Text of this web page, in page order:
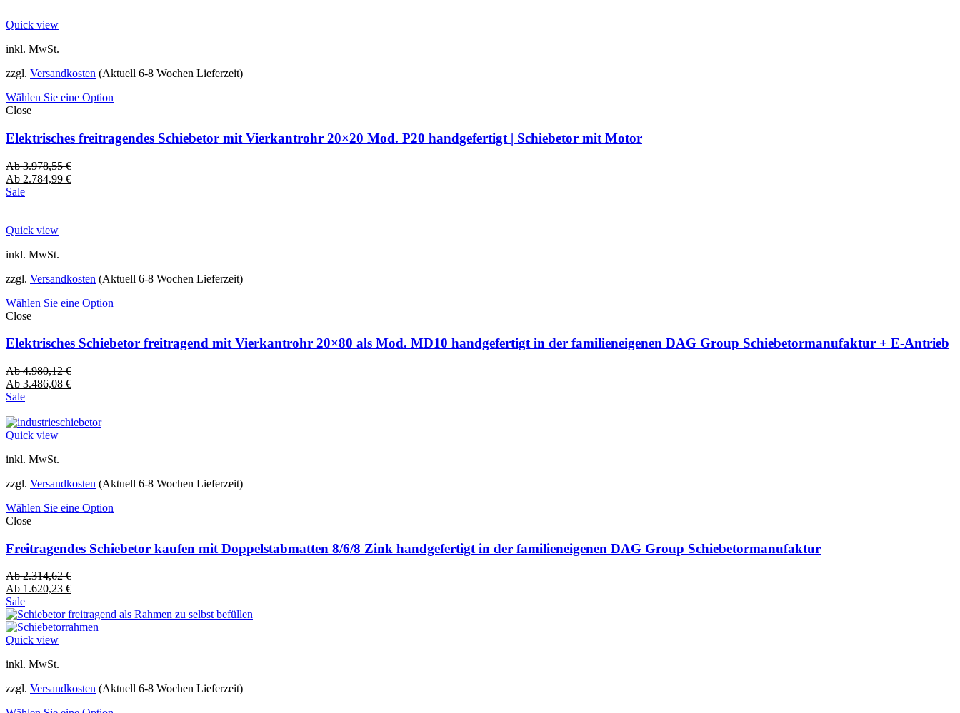
Quick view
inkl. MwSt.
zzgl. Versandkosten (Aktuell 6-8 Wochen Lieferzeit)
Wählen Sie eine Option
Close
Elektrisches freitragendes Schiebetor mit Vierkantrohr 20×20 Mod. P20 handgefertigt | Schiebetor mit Motor
Ab3.978,55€
Ab 2.784,99 €
Sale
Quick view
inkl. MwSt.
zzgl. Versandkosten (Aktuell 6-8 Wochen Lieferzeit)
Wählen Sie eine Option
Close
Elektrisches Schiebetor freitragend mit Vierkantrohr 20×80 als Mod. MD10 handgefertigt in der familieneigenen DAG Group Schiebetormanufaktur + E-Antrieb
Ab4.980,12€
Ab 3.486,08 €
Sale
Quick view
inkl. MwSt.
zzgl. Versandkosten (Aktuell 6-8 Wochen Lieferzeit)
Wählen Sie eine Option
Close
Freitragendes Schiebetor kaufen mit Doppelstabmatten 8/6/8 Zink handgefertigt in der familieneigenen DAG Group Schiebetormanufaktur
Ab2.314,62€
Ab 1.620,23 €
Sale
Quick view
inkl. MwSt.
zzgl. Versandkosten (Aktuell 6-8 Wochen Lieferzeit)